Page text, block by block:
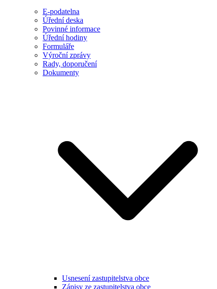
E-podatelna
Úřední deska
Povinné informace
Úřední hodiny
Formuláře
Výroční zprávy
Rady, doporučení
Dokumenty
Usnesení zastupitelstva obce
Zápisy ze zastupitelstva obce